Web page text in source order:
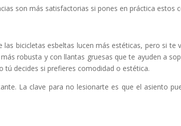
son más satisfactorias si pones en práctica estos
bicicletas esbeltas lucen más estéticas, pero si te
robusta y con llantas gruesas que te ayuden a
tú decides si prefieres comodidad o estética.
La clave para no lesionarte es que el asiento